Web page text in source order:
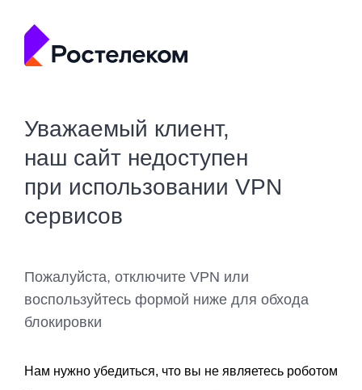
Уважаемый клиент,
наш сайт недоступен
при использовании VPN
сервисов
Пожалуйста, отключите VPN или
воспользуйтесь формой ниже для обхода
блокировки
Нам нужно убедиться, что вы не являетесь роботом